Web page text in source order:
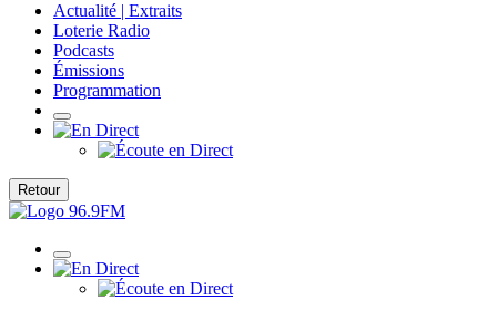
Actualité | Extraits
Loterie Radio
Podcasts
Émissions
Programmation
Retour